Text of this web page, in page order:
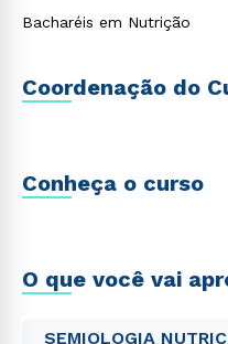
Bacharéis em Nutrição
Coordenação do
Conheça o curso
O que você vai
SEMIOLOGIA